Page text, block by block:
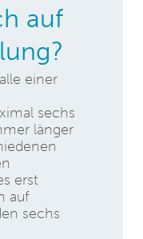
auf
einer
sechs
länger
erst
auf
sechs